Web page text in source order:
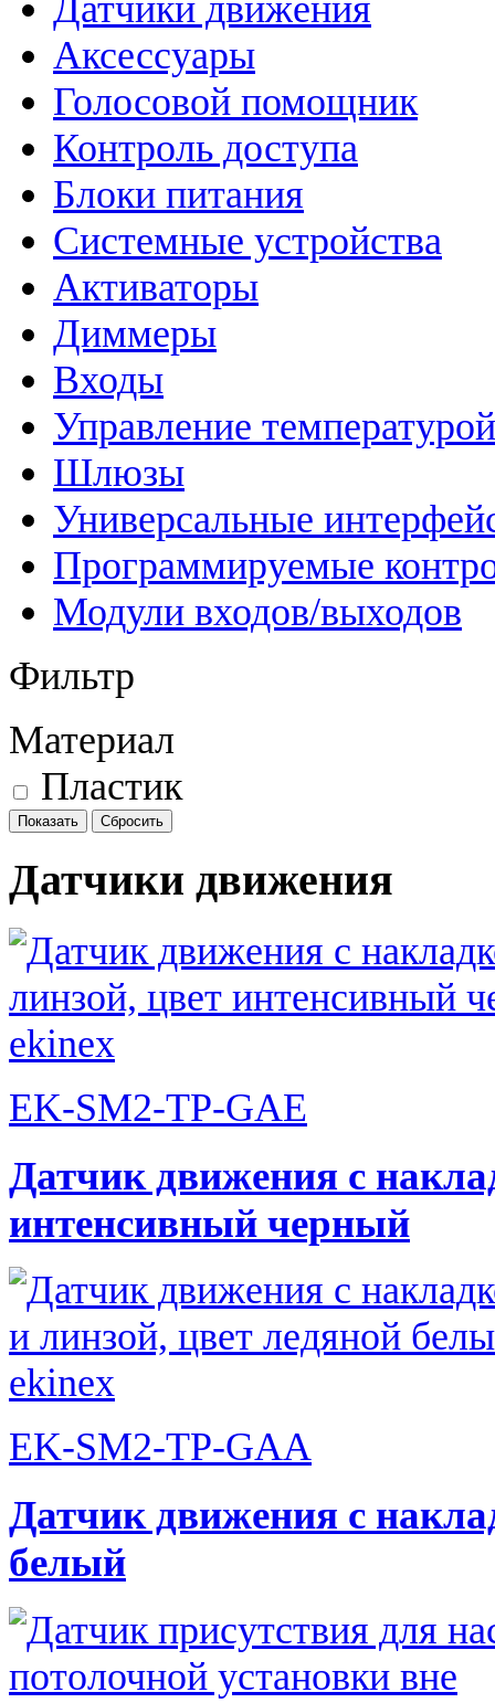
Датчики движения
Аксессуары
Голосовой помощник
Контроль доступа
Блоки питания
Системные устройства
Активаторы
Диммеры
Входы
Управление температурой
Шлюзы
Универсальные
Программируемые
Модули входов/выходов
Фильтр
Материал
Пластик
Датчики движения
EK-SM2-TP-GAE
Датчик движения c
интенсивный черный
EK-SM2-TP-GAA
Датчик движения с
белый